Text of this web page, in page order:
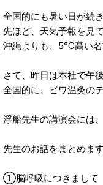
全国的にも暑い日が続
先ほど、天気予報を見
沖縄よりも、5℃高い名
さて、昨日は本社で午
全国的に、ビワ温灸の
浮船先生の講演会には
先生のお話をまとめま
①脳呼吸につきまして